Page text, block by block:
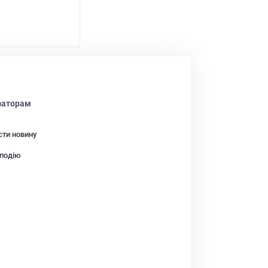
новину